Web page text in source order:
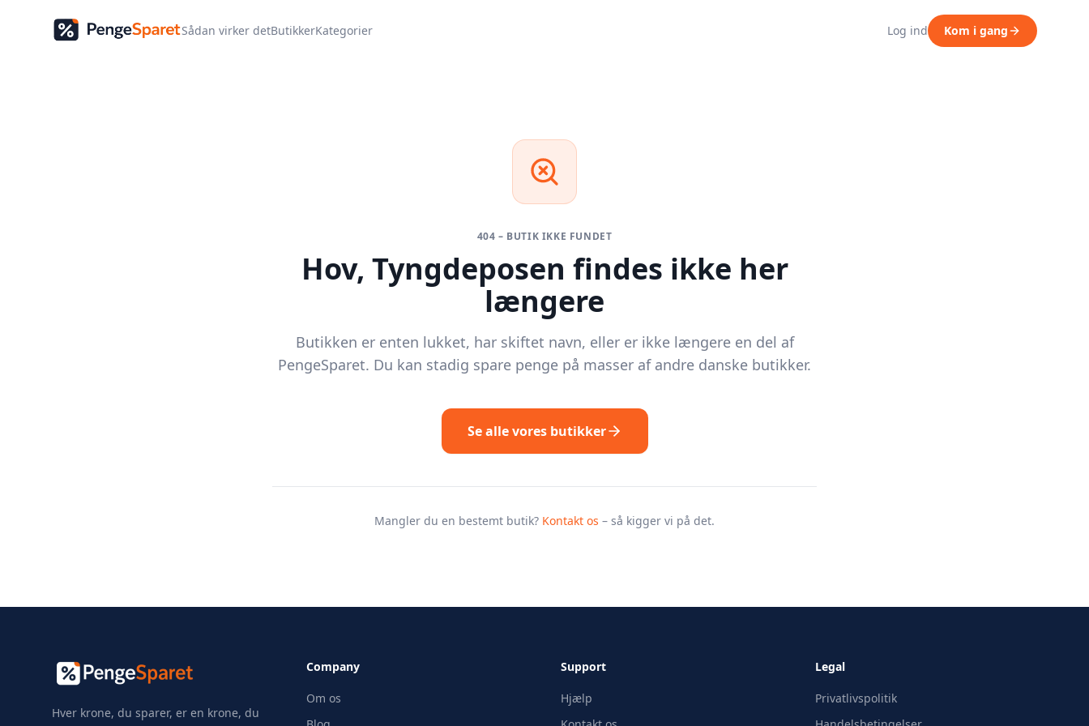
Sådan virker detButikkerKategorier Log ind Kom i gang
404 – BUTIK IKKE FUNDET
Hov, Tyngdeposen findes ikke her
længere
Butikken er enten lukket, har skiftet navn, eller er ikke længere en del af
PengeSparet. Du kan stadig spare penge på masser af andre danske butikker.
Se alle vores butikker
Mangler du en bestemt butik? Kontakt os – så kigger vi på det.
Hver krone, du sparer, er en krone, du
Company
Om os
Support
Hjælp
Legal
Privatlivspolitik